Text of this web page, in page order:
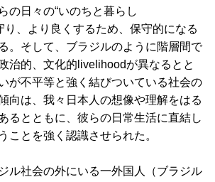
の日々の“いのちと暮らし
り、より良くするため、保守的になる
。そして、ブラジルのように階層間で
治的、文化的livelihoodが異なるとと
が不平等と強く結びついている社会の
向は、我々日本人の想像や理解をはる
るとともに、彼らの日常生活に直結し
ことを強く認識させられた。
ル社会の外にいる一外国人（ブラジル